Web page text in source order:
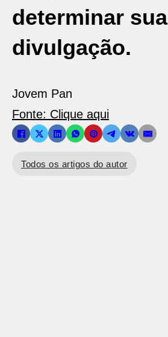
determinar sua
divulgação.
Jovem Pan
Fonte: Clique aqui
Todos os artigos do autor